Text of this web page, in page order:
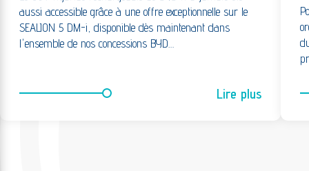
aussi accessible grâce à une offre exceptionnelle sur le
SEALION 5 DM-i, disponible dès maintenant dans
l'ensemble de nos concessions BYD…
Lire plus